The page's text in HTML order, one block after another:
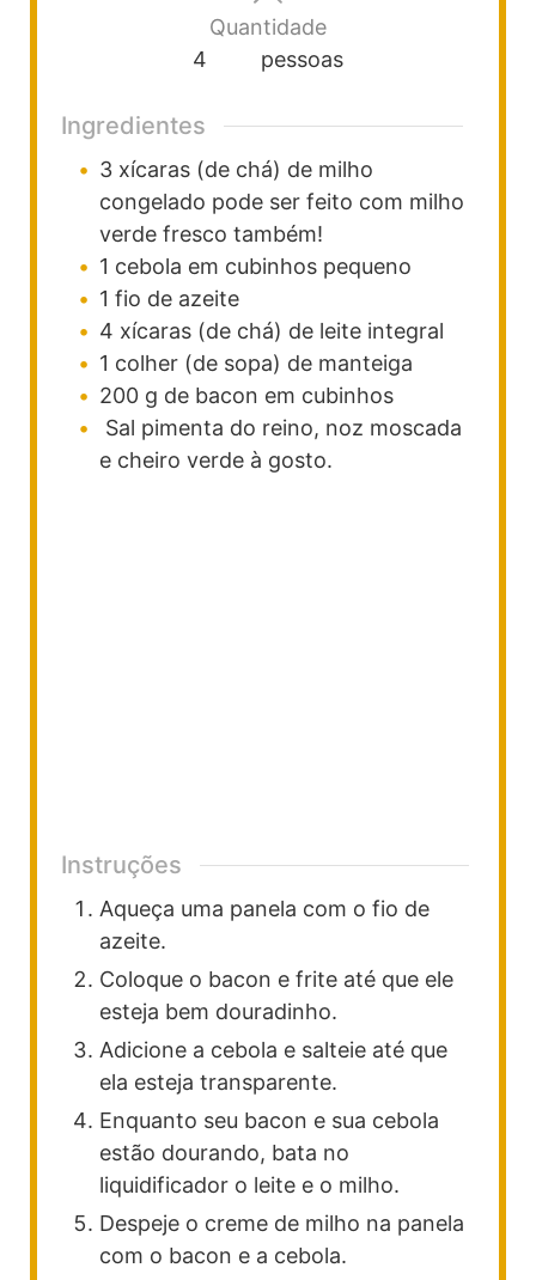
Quantidade
4
pessoas
Ingredientes
3 xícaras (de chá) de milho
congelado pode ser feito com milho
verde fresco também!
1 cebola em cubinhos pequeno
1 fio de azeite
4 xícaras (de chá) de leite integral
1 colher (de sopa) de manteiga
200 g de bacon em cubinhos
Sal pimenta do reino, noz moscada
e cheiro verde à gosto.
Instruções
Aqueça uma panela com o fio de
azeite.
Coloque o bacon e frite até que ele
esteja bem douradinho.
Adicione a cebola e salteie até que
ela esteja transparente.
Enquanto seu bacon e sua cebola
estão dourando, bata no
liquidificador o leite e o milho.
Despeje o creme de milho na panela
com o bacon e a cebola.